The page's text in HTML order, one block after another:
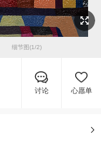
细节图(1/2)
讨论 心愿单